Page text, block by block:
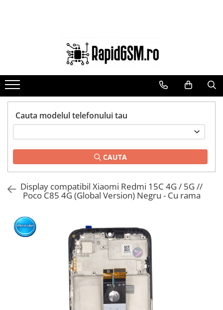
seria J
seria M
seria N(note)
seria S
Ecrane iPhone
Ecrane Huawei / Honor
Ecrane Xiaomi / Redmi
Ecrane Nokia
Ecrane Oppo / Realme
Cauta modelul telefonului tau
CAUTA
Display compatibil Xiaomi Redmi 15C 4G / 5G //
Poco C85 4G (Global Version) Negru - Cu rama